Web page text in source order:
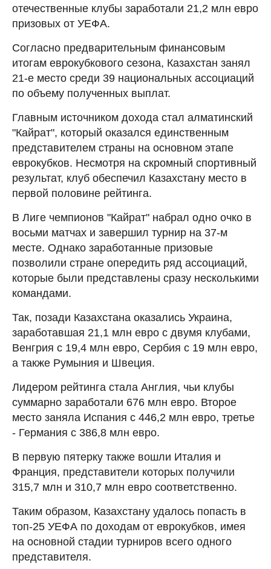
отечественные клубы заработали 21,2 млн евро
призовых от УЕФА.
Согласно предварительным финансовым
итогам еврокубкового сезона, Казахстан занял
21-е место среди 39 национальных ассоциаций
по объему полученных выплат.
Главным источником дохода стал алматинский
"Кайрат", который оказался единственным
представителем страны на основном этапе
еврокубков. Несмотря на скромный спортивный
результат, клуб обеспечил Казахстану место в
первой половине рейтинга.
В Лиге чемпионов "Кайрат" набрал одно очко в
восьми матчах и завершил турнир на 37-м
месте. Однако заработанные призовые
позволили стране опередить ряд ассоциаций,
которые были представлены сразу несколькими
командами.
Так, позади Казахстана оказались Украина,
заработавшая 21,1 млн евро с двумя клубами,
Венгрия с 19,4 млн евро, Сербия с 19 млн евро,
а также Румыния и Швеция.
Лидером рейтинга стала Англия, чьи клубы
суммарно заработали 676 млн евро. Второе
место заняла Испания с 446,2 млн евро, третье
- Германия с 386,8 млн евро.
В первую пятерку также вошли Италия и
Франция, представители которых получили
315,7 млн и 310,7 млн евро соответственно.
Таким образом, Казахстану удалось попасть в
топ-25 УЕФА по доходам от еврокубков, имея
на основной стадии турниров всего одного
представителя.